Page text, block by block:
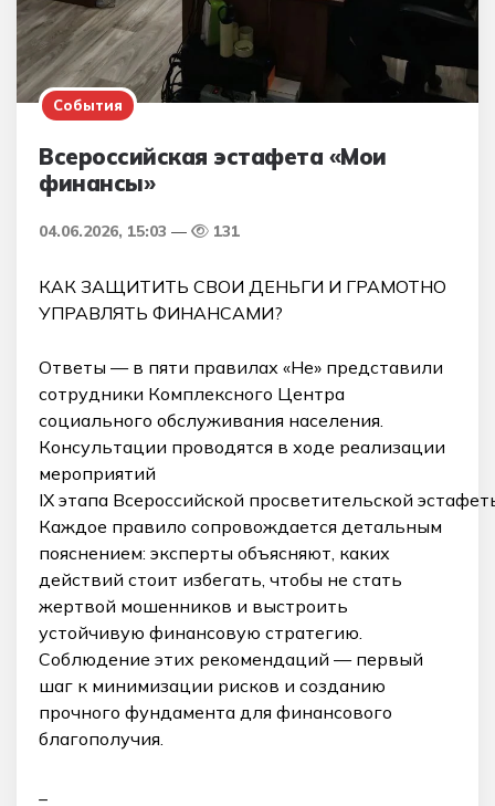
События
Всероссийская эстафета «Мои
финансы»
04.06.2026, 15:03 131
КАК ЗАЩИТИТЬ СВОИ ДЕНЬГИ И ГРАМОТНО
УПРАВЛЯТЬ ФИНАНСАМИ?
Ответы — в пяти правилах «Не» представили
сотрудники Комплексного Центра
социального обслуживания населения.
Консультации проводятся в ходе реализации
мероприятий
IX этапа Всероссийской просветительской
Каждое правило сопровождается детальным
пояснением: эксперты объясняют, каких
действий стоит избегать, чтобы не стать
жертвой мошенников и выстроить
устойчивую финансовую стратегию.
Соблюдение этих рекомендаций — первый
шаг к минимизации рисков и созданию
прочного фундамента для финансового
благополучия.